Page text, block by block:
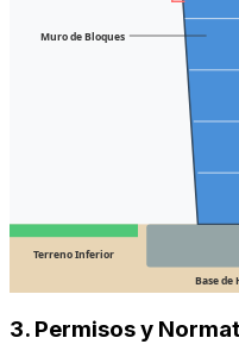
Muro de Bloques
Base de
Terreno Inferior
3. Permisos y